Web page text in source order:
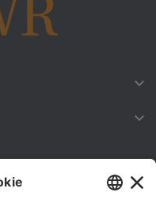


aggiornato sulle